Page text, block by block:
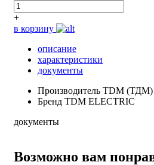
+
в корзину
описание
характеристики
документы
Производитель TDM (ТДМ)
Бренд TDM ELECTRIC
документы
Возможно вам